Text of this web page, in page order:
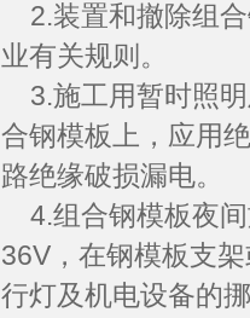
2.装置和撤除组合
业有关规则。
3.施工用暂时照明
合钢模板上，应用
路绝缘破损漏电。
4.组合钢模板夜间
36V，在钢模板支
行灯及机电设备的